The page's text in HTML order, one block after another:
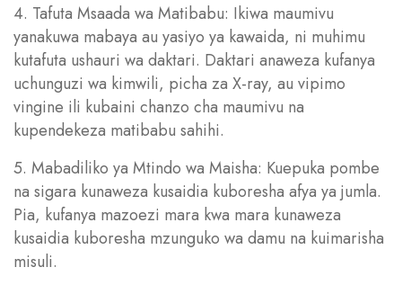
4. Tafuta Msaada wa Matibabu: Ikiwa maumivu
yanakuwa mabaya au yasiyo ya kawaida, ni muhimu
kutafuta ushauri wa daktari. Daktari anaweza kufanya
uchunguzi wa kimwili, picha za X-ray, au vipimo
vingine ili kubaini chanzo cha maumivu na
kupendekeza matibabu sahihi.
5. Mabadiliko ya Mtindo wa Maisha: Kuepuka pombe
na sigara kunaweza kusaidia kuboresha afya ya jumla.
Pia, kufanya mazoezi mara kwa mara kunaweza
kusaidia kuboresha mzunguko wa damu na kuimarisha
misuli.